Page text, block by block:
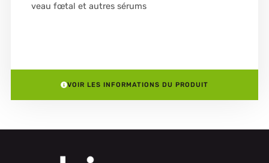
veau fœtal et autres sérums
VOIR LES INFORMATIONS DU PRODUIT